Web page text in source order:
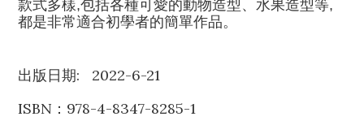
款式多樣,包括各種可愛的動物造型、水果造型等,
都是非常適合初學者的簡單作品。
出版日期: 2022-6-21
ISBN：978-4-8347-8285-1